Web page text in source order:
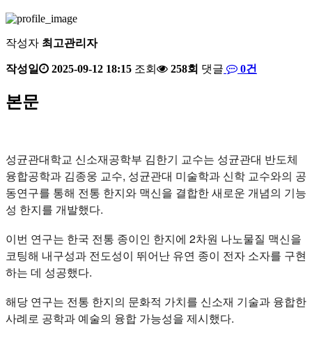
작성자 최고관리자
작성일 2025-09-12 18:15 조회 258회 댓글 0건
본문
성균관대학교 신소재공학부 김한기 교수는 성균관대 반도체
융합공학과 김종웅 교수, 성균관대 미술학과 신학 교수와의 공
동연구를 통해 전통 한지와 맥신을 결합한 새로운 개념의 기능
성 한지를 개발했다.
이번 연구는 한국 전통 종이인 한지에 2차원 나노물질 맥신을
코팅해 내구성과 전도성이 뛰어난 유연 종이 전자 소자를 구현
하는 데 성공했다.
해당 연구는 전통 한지의 문화적 가치를 신소재 기술과 융합한
사례로 공학과 예술의 융합 가능성을 제시했다.